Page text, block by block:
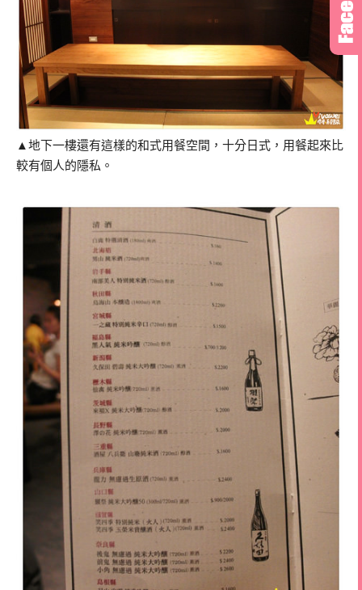
▲地下一樓還有這樣的和式用餐空間，十分日式，用餐起來比
較有個人的隱私。